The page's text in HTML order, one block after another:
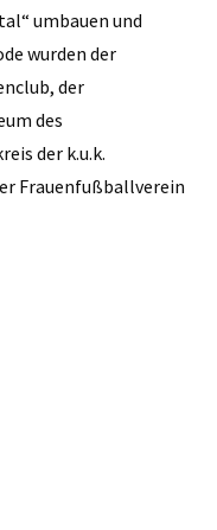
umbauen und
wurden der
der
des
der k.u.k.
Frauenfußballverein